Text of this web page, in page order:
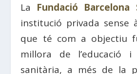
La Fundació Barcelona
institució privada sense
que té com a objectiu
millora de l’educació i
sanitària, a més de la